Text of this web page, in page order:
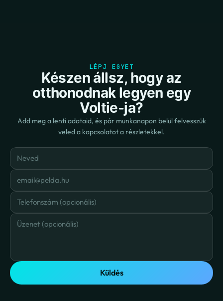
LÉPJ EGYET
Készen állsz, hogy az
otthonodnak legyen egy
Voltie-ja?
Add meg a lenti adataid, és pár munkanapon belül felvesszük
veled a kapcsolatot a részletekkel.
Küldés